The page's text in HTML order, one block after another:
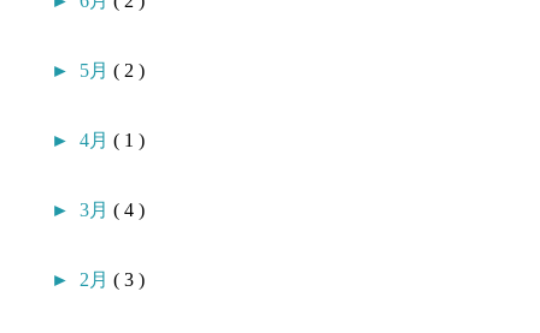
► 5月( 2 )
►4月( 1 )
►3月( 4 )
► 2月( 3 )